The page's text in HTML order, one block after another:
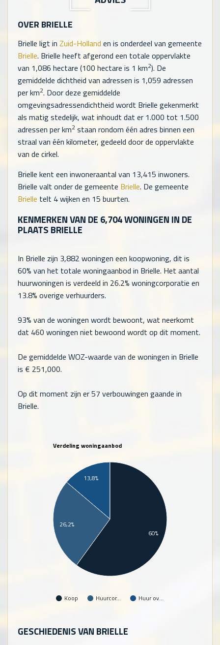
OVER BRIELLE
Brielle ligt in Zuid-Holland en is onderdeel van gemeente
Brielle. Brielle heeft afgerond een totale oppervlakte
van 1,086 hectare (100 hectare is 1 km2). De
gemiddelde dichtheid van adressen is 1,059 adressen
per km2. Door deze gemiddelde
omgevingsadressendichtheid wordt Brielle gekenmerkt
als matig stedelijk, wat inhoudt dat er 1.000 tot 1.500
adressen per km2 staan rondom één adres binnen een
straal van één kilometer, gedeeld door de oppervlakte
van de cirkel.
Brielle kent een inwoneraantal van 13,415 inwoners.
Brielle valt onder de gemeente Brielle. De gemeente
Brielle telt 4wijken en 15 buurten.
KENMERKEN VAN DE 6,704WONINGEN IN DE
PLAATS BRIELLE
In Brielle zijn 3,882 woningen een koopwoning, dit is
60% van het totale woningaanbod in Brielle. Het aantal
huurwoningen is verdeeld in 26.2% woningcorporatie en
13.8% overige verhuurders.
93% van de woningen wordt bewoont, wat neerkomt
dat 460 woningen niet bewoond wordt op dit moment.
De gemiddelde WOZ-waarde van de woningen in Brielle
is € 251,000.
Op dit moment zijn er 57 verbouwingen gaande in
Brielle.
Verdeling woningaanbod
Koop Huurcor… Huur ov…
13,8%
26,2%
60%
GESCHIEDENIS VAN BRIELLE